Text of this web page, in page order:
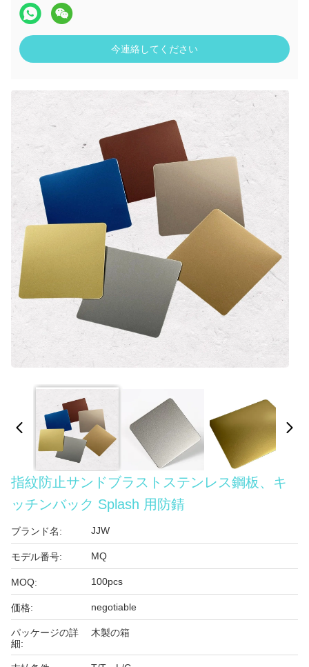
今連絡してください
指紋防止サンドブラストステンレス鋼板、キ
ッチンバック Splash 用防錆
ブランド名: JJW
モデル番号: MQ
MOQ: 100pcs
価格: negotiable
パッケージの詳
細:
木製の箱